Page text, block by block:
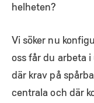
helheten?
Vi söker nu
oss får du arbeta
där krav på
centrala och där